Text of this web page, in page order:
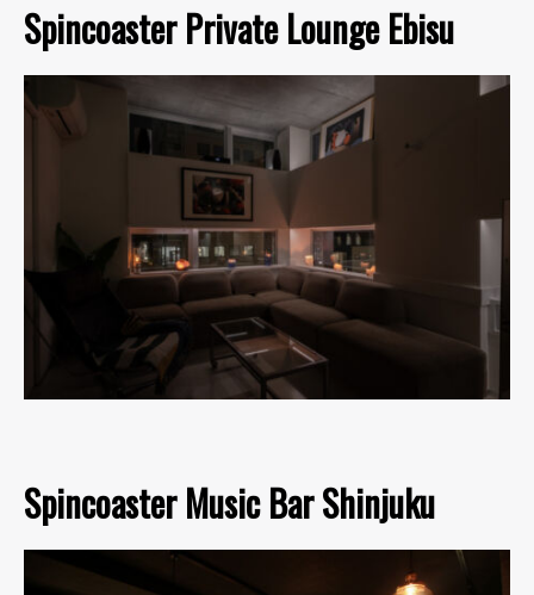
Spincoaster Private Lounge Ebisu
Spincoaster Music Bar Shinjuku